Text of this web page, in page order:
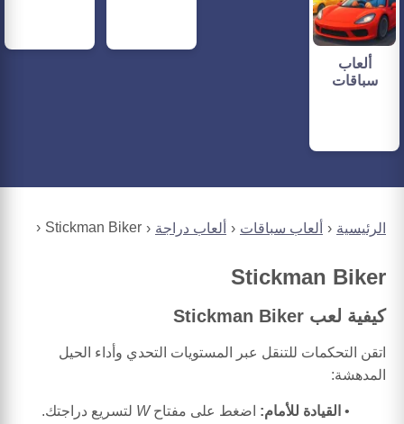
الرئيسية ألعاب سباقات ألعاب دراجة Stickman Biker
Stickman Biker
كيفية لعب Stickman Biker
اتقن التحكمات للتنقل عبر المستويات التحدي وأداء الحيل
المدهشة:
القيادة للأمام: اضغط على مفتاحW لتسريع دراجتك.
ألعاب
سباقات